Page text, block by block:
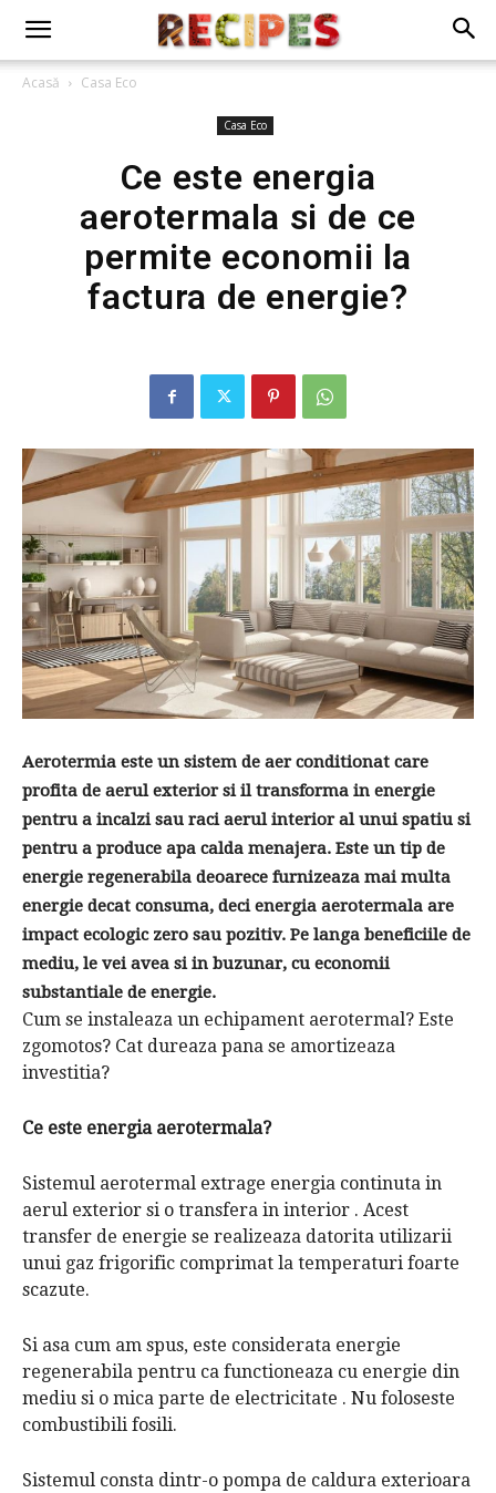
Acasă Casa Eco
Casa Eco
Ce este energia
aerotermala si de ce
permite economii la
factura de energie?
Aerotermia este un sistem de aer conditionat care
profita de aerul exterior si il transforma in energie
pentru a incalzi sau raci aerul interior al unui spatiu si
pentru a produce apa calda menajera. Este un tip de
energie regenerabila deoarece furnizeaza mai multa
energie decat consuma, deci energia aerotermala are
impact ecologic zero sau pozitiv. Pe langa beneficiile de
mediu, le vei avea si in buzunar, cu economii
substantiale de energie.
Cum se instaleaza un echipament aerotermal? Este
zgomotos? Cat dureaza pana se amortizeaza
investitia?
Ce este energia aerotermala?
Sistemul aerotermal extrage energia continuta in
aerul exterior si o transfera in interior . Acest
transfer de energie se realizeaza datorita utilizarii
unui gaz frigorific comprimat la temperaturi foarte
scazute.
Si asa cum am spus, este considerata energie
regenerabila pentru ca functioneaza cu energie din
mediu si o mica parte de electricitate . Nu foloseste
combustibili fosili.
Sistemul consta dintr-o pompa de caldura exterioara